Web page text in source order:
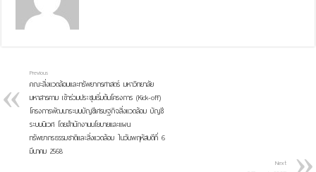
Previous
คณะสิ่งแวดล้อมและทรัพยากรศาสตร์ มหาวิทยาลัย
มหาสารคาม เข้าร่วมประชุมเริ่มต้นโครงการ (Kick-off)
โครงการพัฒนาระบบบัญชีเศรษฐกิจสิ่งแวดล้อม บัญชี
ระบบนิเวศ โดยสำนักงานนโยบายและแผน
ทรัพยากรธรรมชาติและสิ่งแวดล้อม ในวันพฤหัสบดีที่ 6
มีนาคม 2568
Next